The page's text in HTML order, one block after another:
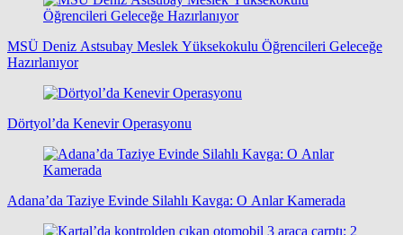
MSÜ Deniz Astsubay Meslek Yüksekokulu Öğrencileri Geleceğe
Hazırlanıyor
Dörtyol’da Kenevir Operasyonu
Adana’da Taziye Evinde Silahlı Kavga: O Anlar Kamerada